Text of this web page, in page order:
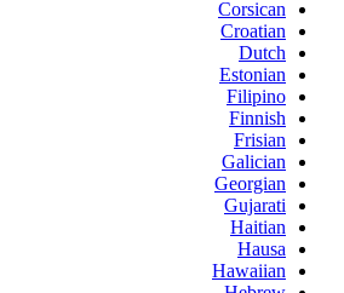
Corsican
Croatian
Dutch
Estonian
Filipino
Finnish
Frisian
Galician
Georgian
Gujarati
Haitian
Hausa
Hawaiian